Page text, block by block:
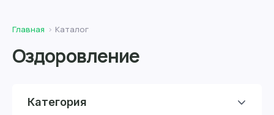
Главная Каталог
Оздоровление
Категория